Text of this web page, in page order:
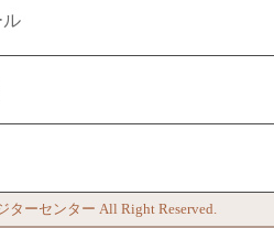
ル
ターセンター All Right Reserved.